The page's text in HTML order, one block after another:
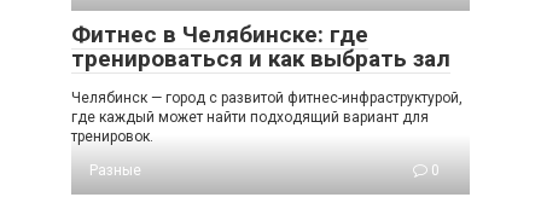
Фитнес в Челябинске: где
тренироваться и как выбрать зал
Челябинск — город с развитой фитнес-инфраструктурой,
где каждый может найти подходящий вариант для
тренировок.
Разные
0